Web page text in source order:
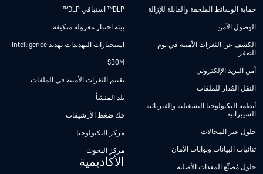
حماية الوسائط الملحقة والقابلة للإزالة
الوصول الآمن
الكشف عن الثغرات الأمنية في يوم
الصفر
أمن البريد الإلكتروني
النقل المُدار للملفات
أنظمة التكنولوجيا التشغيلية والفيزيائية
السيبرانية
حلول عبر المجالات
ثنائيات البيانات وبوابات الأمان
حلول مُصنِّع المعدات الأصلية
DLP™ استباقي DLP™
بيئة اختبار معزولة متكيفة
استخبارات التهديدات تهديد Intelligence
SBOM
تقييم الثغرات الأمنية في الملفات
بلد المنشأ
فك ضغط الأرشيفات
مركز التكنولوجيا
مركز البحوث
الأكاديمية